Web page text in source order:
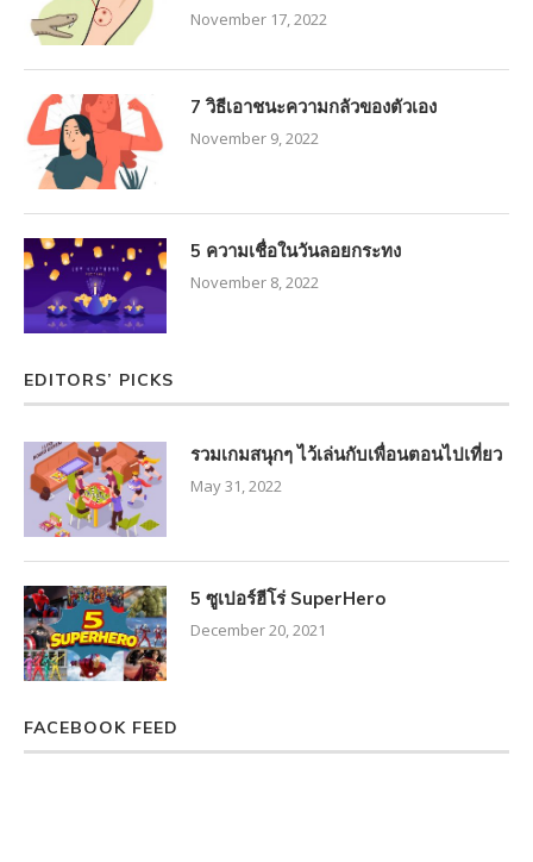
November 17, 2022
7 วิธีเอาชนะความกลัวของตัวเอง
November 9, 2022
5 ความเชื่อในวันลอยกระทง
November 8, 2022
EDITORS’ PICKS
รวมเกมสนุกๆ ไว้เล่นกับเพื่อนตอนไปเที่ยว
May 31, 2022
5 ซูเปอร์ฮีโร่ SuperHero
December 20, 2021
FACEBOOK FEED